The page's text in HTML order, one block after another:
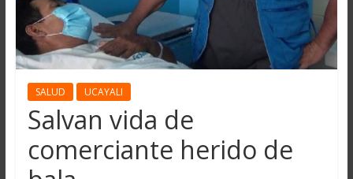
SALUD UCAYALI
Salvan vida de
comerciante herido de